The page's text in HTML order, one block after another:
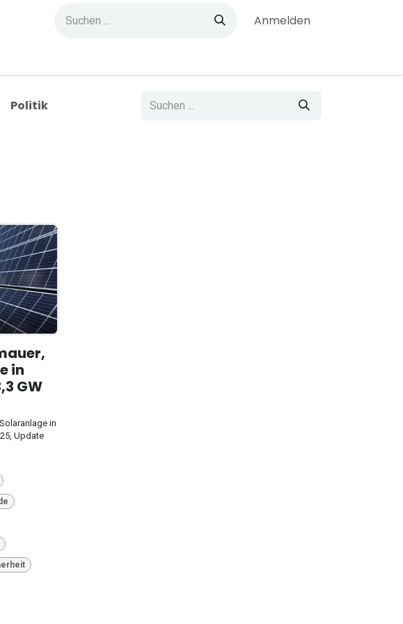
Anmelden
Politik
in
GW
in
Update